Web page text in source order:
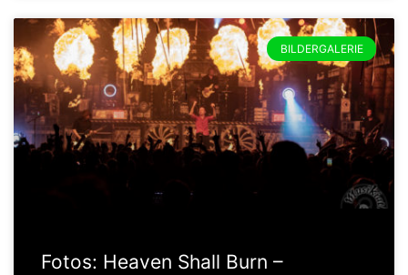
BILDERGALERIE
Fotos: Heaven Shall Burn –